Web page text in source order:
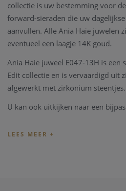
collectie is uw bestemming voor
forward-sieraden die uw
aanvullen. Alle Ania Haie juwelen
eventueel een laagje 14K goud.
Ania Haie juweel E047-13H is een
Edit collectie en is vervaardigd uit
afgewerkt met zirkonium steentjes.
U kan ook uitkijken naar een
wens, kunnen we het juweel